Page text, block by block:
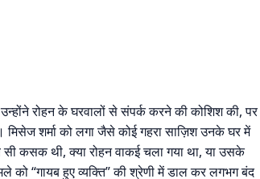
रोहन के घरवालों से संपर्क करने की कोशिश की, पर
शर्मा को लगा जैसे कोई गहरा साज़िश उनके घर में
कसक थी, क्या रोहन वाकई चला गया था, या उसके
को “गायब हुए व्यक्ति” की श्रेणी में डाल कर लगभग बंद